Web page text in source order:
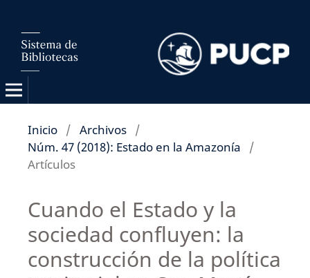
Inicio / Archivos /
Núm. 47 (2018): Estado en la Amazonía
/
Artículos
Cuando el Estado y la
sociedad confluyen: la
construcción de la política